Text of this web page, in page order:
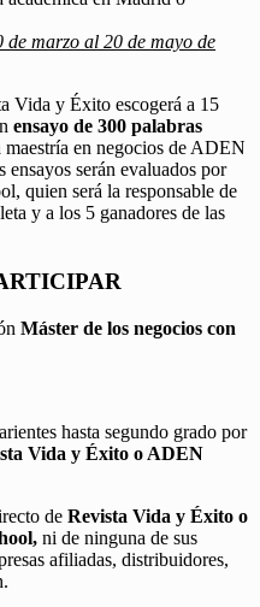
de marzo al 20 de mayo de
Vida y Éxito escogerá a 15
ensayo de 300 palabras
maestría en negocios de ADEN
serán evaluados por
quien será la responsable de
y a los 5 ganadores de las
Máster de los negocios con
hasta segundo grado por
Vida y Éxito o ADEN
de Revista Vida y Éxito o
ni de ninguna de sus
afiliadas, distribuidores,